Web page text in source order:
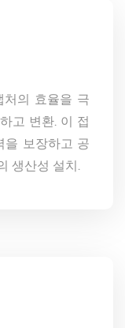
처의 효율을 극
고 변환. 이 접
을 보장하고 공
생산성 설치.